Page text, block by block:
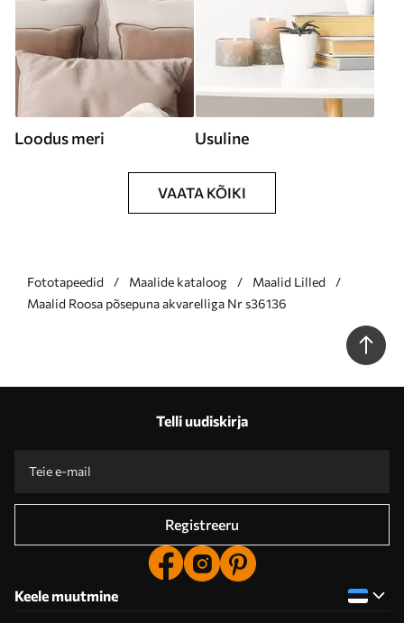
Loodus meri Usuline
VAATA KÕIKI
Fototapeedid Maalide kataloog
Maalid Lilled
Maalid Roosa põsepuna akvarelliga Nr s36136
Telli uudiskirja
Registreeru
Keele muutmine